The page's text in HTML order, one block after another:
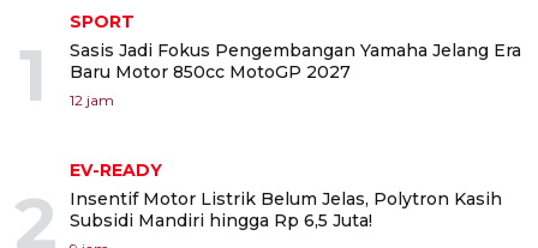
1
SPORT
Sasis Jadi Fokus Pengembangan Yamaha Jelang Era
Baru Motor 850cc MotoGP 2027
12 jam
2
EV-READY
Insentif Motor Listrik Belum Jelas, Polytron Kasih
Subsidi Mandiri hingga Rp 6,5 Juta!